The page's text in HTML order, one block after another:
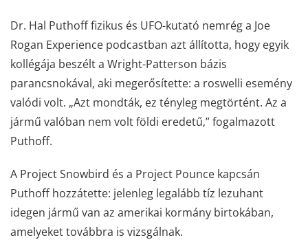
Dr. Hal Puthoff fizikus és UFO-kutató nemrég a Joe
Rogan Experience podcastban azt állította, hogy egyik
kollégája beszélt a Wright-Patterson bázis
parancsnokával, aki megerősítette: a roswelli esemény
valódi volt. „Azt mondták, ez tényleg megtörtént. Az a
jármű valóban nem volt földi eredetű,” fogalmazott
Puthoff.
A Project Snowbird és a Project Pounce kapcsán
Puthoff hozzátette: jelenleg legalább tíz lezuhant
idegen jármű van az amerikai kormány birtokában,
amelyeket továbbra is vizsgálnak.